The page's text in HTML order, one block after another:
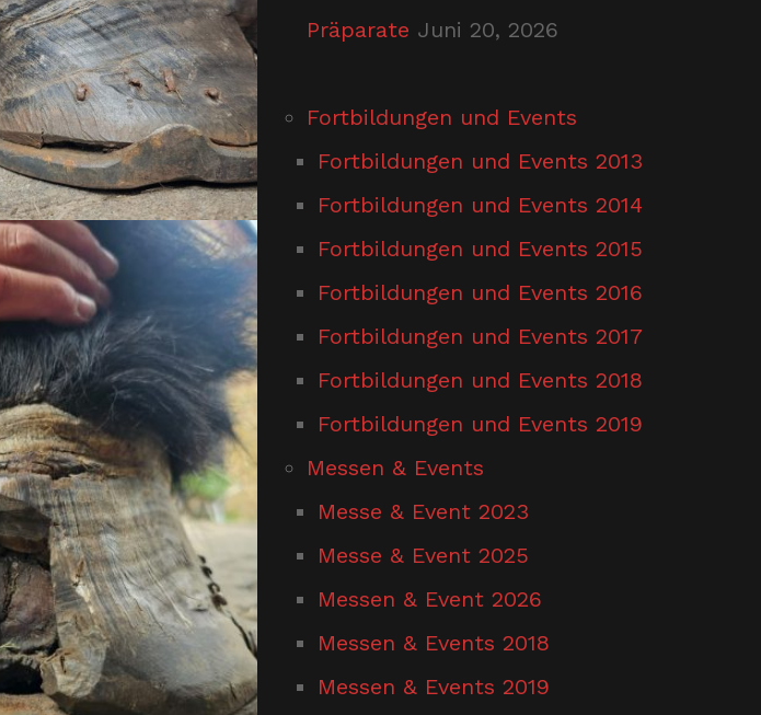
Präparate Juni 20, 2026
Fortbildungen und Events
Fortbildungen und Events 2013
Fortbildungen und Events 2014
Fortbildungen und Events 2015
Fortbildungen und Events 2016
Fortbildungen und Events 2017
Fortbildungen und Events 2018
Fortbildungen und Events 2019
Messen & Events
Messe & Event 2023
Messe & Event 2025
Messen & Event 2026
Messen & Events 2018
Messen & Events 2019